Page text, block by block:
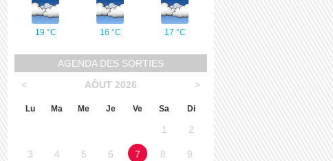
19 °C 16 °C 17 °C
AGENDA DES SORTIES
<
AÔUT 2026 >
Lu Ma Me Je Ve Sa Di
1 2
3 4 5 6 7 8 9